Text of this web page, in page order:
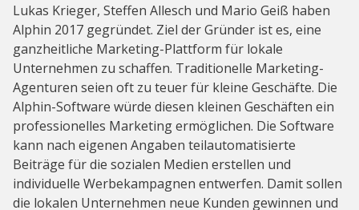
Lukas Krieger, Steffen Allesch und Mario Geiß haben
Alphin 2017 gegründet. Ziel der Gründer ist es, eine
ganzheitliche Marketing-Plattform für lokale
Unternehmen zu schaffen. Traditionelle Marketing-
Agenturen seien oft zu teuer für kleine Geschäfte. Die
Alphin-Software würde diesen kleinen Geschäften ein
professionelles Marketing ermöglichen. Die Software
kann nach eigenen Angaben teilautomatisierte
Beiträge für die sozialen Medien erstellen und
individuelle Werbekampagnen entwerfen. Damit sollen
die lokalen Unternehmen neue Kunden gewinnen und